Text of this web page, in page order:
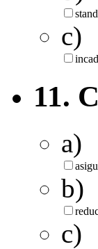
c)
11.
a)
b)
c)